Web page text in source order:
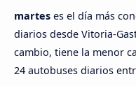
martes es el día más
diarios desde Vitoria-
cambio, tiene la menor
24 autobuses diarios